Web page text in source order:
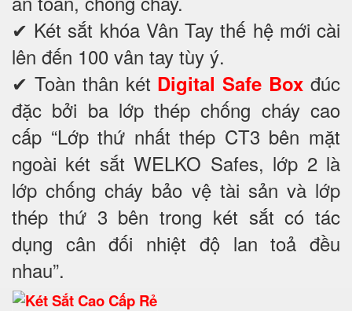
✔ Két sắt khóa Vân Tay thế hệ mới cài
lên đến 100 vân tay tùy ý.
✔ Toàn thân két Digital Safe Box đúc
đặc bởi ba lớp thép chống cháy cao
cấp “Lớp thứ nhất thép CT3 bên mặt
ngoài két sắt WELKO Safes, lớp 2 là
lớp chống cháy bảo vệ tài sản và lớp
thép thứ 3 bên trong két sắt có tác
dụng cân đối nhiệt độ lan toả đều
nhau”.